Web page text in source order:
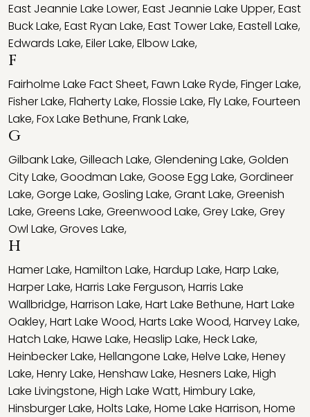
East Jeannie Lake Lower,East Jeannie Lake Upper,East
Buck Lake,East Ryan Lake,East Tower Lake,Eastell Lake,
Edwards Lake,Eiler Lake,Elbow Lake,
F
Fairholme Lake Fact Sheet,Fawn Lake Ryde,Finger Lake,
Fisher Lake,Flaherty Lake,Flossie Lake,Fly Lake,Fourteen
Lake,Fox Lake Bethune,Frank Lake,
G
Gilbank Lake,Gilleach Lake,Glendening Lake,Golden
City Lake,Goodman Lake,Goose Egg Lake,Gordineer
Lake,Gorge Lake,Gosling Lake,Grant Lake,Greenish
Lake,Greens Lake,Greenwood Lake,Grey Lake,Grey
Owl Lake,Groves Lake,
H
Hamer Lake,Hamilton Lake,Hardup Lake,Harp Lake,
Harper Lake,Harris Lake Ferguson,Harris Lake
Wallbridge,Harrison Lake,Hart Lake Bethune,Hart Lake
Oakley,Hart Lake Wood,Harts Lake Wood,Harvey Lake,
Hatch Lake,Hawe Lake,Heaslip Lake,Heck Lake,
Heinbecker Lake,Hellangone Lake,Helve Lake,Heney
Lake,Henry Lake,Henshaw Lake,Hesners Lake,High
Lake Livingstone,High Lake Watt,Himbury Lake,
Hinsburger Lake,Holts Lake,Home Lake Harrison,Home